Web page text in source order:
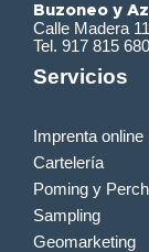
Buzoneo y
Calle Madera
Tel. 917 815 680
Servicios
Imprenta online
Cartelería
Poming y
Sampling
Geomarketing